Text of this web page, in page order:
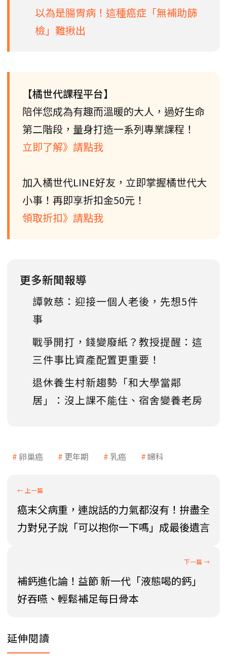
以為是腸胃病！這種癌症「無補助篩
檢」難揪出
【橘世代課程平台】
陪伴您成為有趣而溫暖的大人，過好生命
第二階段，量身打造一系列專業課程！
立即了解》請點我
加入橘世代LINE好友，立即掌握橘世代大
小事！再即享折扣金50元！
領取折扣》請點我
更多新聞報導
譚敦慈：迎接一個人老後，先想5件
事
戰爭開打，錢變廢紙？教授提醒：這
三件事比資產配置更重要！
退休養生村新趨勢「和大學當鄰
居」：沒上課不能住、宿舍變養老房
卵巢癌 更年期 乳癌 婦科
癌末父病重，連說話的力氣都沒有！拚盡全
力對兒子說「可以抱你一下嗎」成最後遺言
補鈣進化論！益節 新一代「液態喝的鈣」
好吞嚥、輕鬆補足每日骨本
延伸閱讀